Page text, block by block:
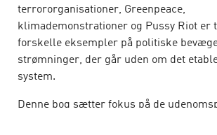
terrororganisationer, Greenpeace,
klimademonstrationer og Pussy Riot er
forskelle eksempler på politiske
strømninger, der går uden om det
system.
Denne bog sætter fokus på de